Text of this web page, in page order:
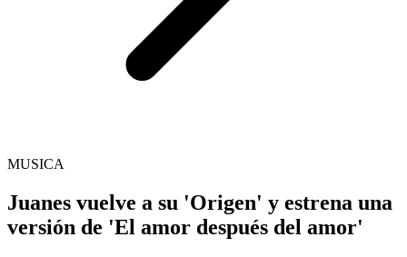
MUSICA
Juanes vuelve a su 'Origen' y estrena una
versión de 'El amor después del amor'